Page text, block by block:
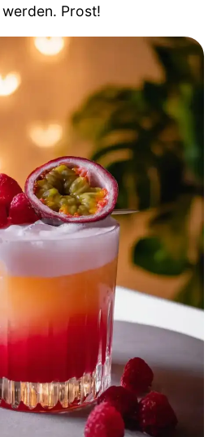
Prost!